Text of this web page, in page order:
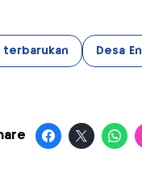
Desa